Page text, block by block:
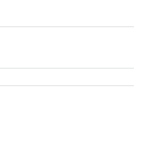
en el